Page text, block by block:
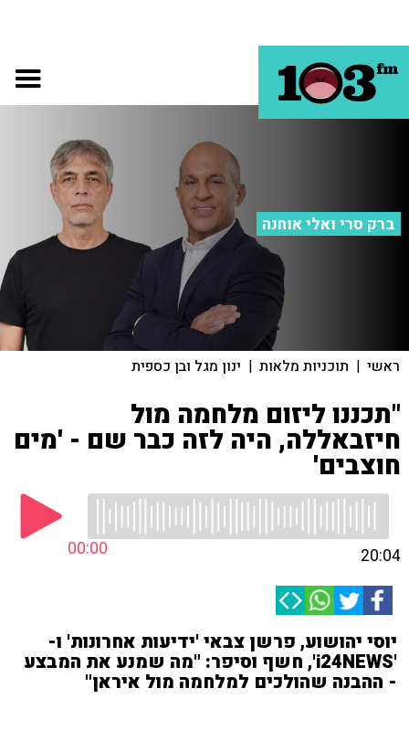
ברק סרי ואלי אוחנה
ראשי | תוכניות מלאות | ינון מגל ובן כספית
"תכננו ליזום מלחמה מול
חיזבאללה, היה לזה כבר שם - 'מים
חוצבים'
00:00 20:04
יוסי יהושוע, פרשן צבאי 'ידיעות אחרונות' ו-
'i24NEWS', חשף וסיפר: "מה שמנע את המבצע
- ההבנה שהולכים למלחמה מול איראן"